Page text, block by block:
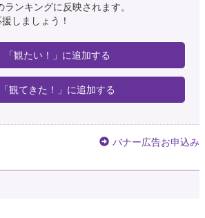
ンキングに反映されます。
しましょう！
「観たい！」に追加する
「観てきた！」に追加する
バナー広告お申込み